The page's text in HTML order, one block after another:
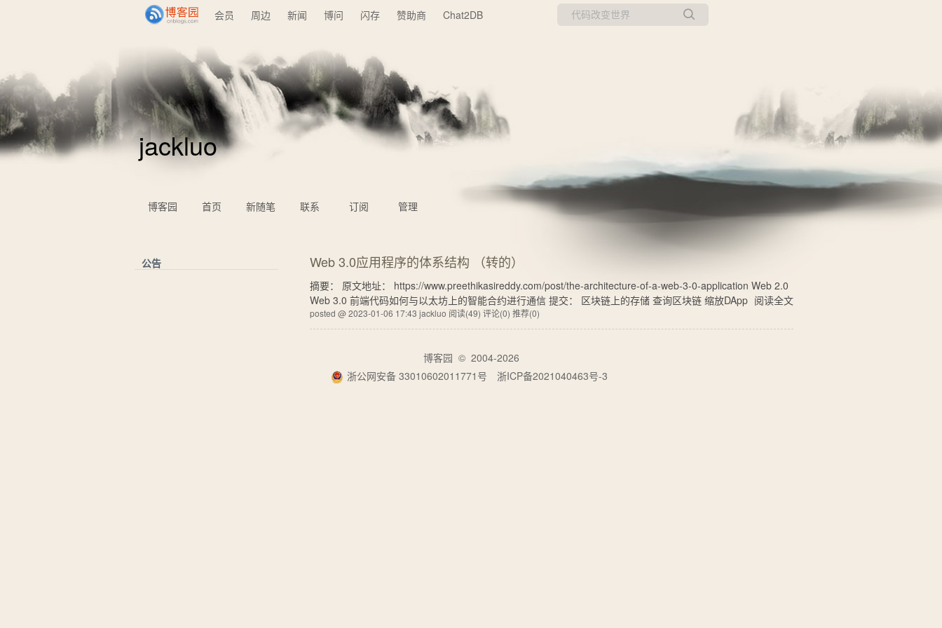
会员 周边 新闻 博问 闪存 赞助商 Chat2DB
jackluo
博客园 首页 新随笔 联系 订阅 管理
Web 3.0应用程序的体系结构 （转的）
摘要： 原文地址： https://www.preethikasireddy.com/post/the-architecture-of-a-web-3-0-application Web 2.0
Web 3.0 前端代码如何与以太坊上的智能合约进行通信 提交： 区块链上的存储 查询区块链 缩放DApp 阅读全文
posted @ 2023-01-06 17:43 jackluo 阅读(49) 评论(0) 推荐(0)
公告
博客园 © 2004-2026
浙公网安备 33010602011771号
浙ICP备2021040463号-3